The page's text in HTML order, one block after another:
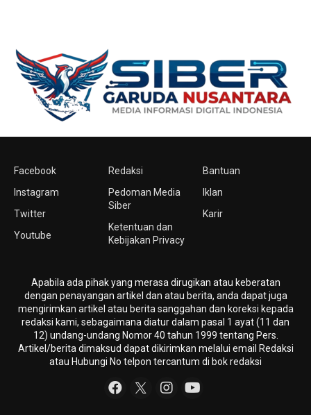
Facebook
Instagram
Twitter
Youtube
Redaksi
Pedoman Media
Siber
Ketentuan dan
Kebijakan Privacy
Bantuan
Iklan
Karir
Apabila ada pihak yang merasa dirugikan atau keberatan
dengan penayangan artikel dan atau berita, anda dapat juga
mengirimkan artikel atau berita sanggahan dan koreksi kepada
redaksi kami, sebagaimana diatur dalam pasal 1 ayat (11 dan
12) undang-undang Nomor 40 tahun 1999 tentang Pers.
Artikel/berita dimaksud dapat dikirimkan melalui email Redaksi
atau Hubungi No telpon tercantum di bok redaksi